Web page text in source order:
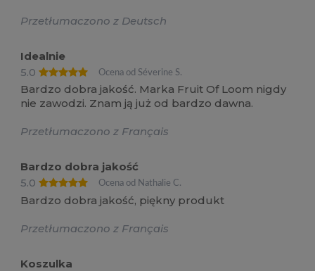
Przetłumaczono z Deutsch
Idealnie
5.0
Ocena od Séverine S.
Bardzo dobra jakość. Marka Fruit Of Loom nigdy
nie zawodzi. Znam ją już od bardzo dawna.
Przetłumaczono z Français
Bardzo dobra jakość
5.0
Ocena od Nathalie C.
Bardzo dobra jakość, piękny produkt
Przetłumaczono z Français
Koszulka